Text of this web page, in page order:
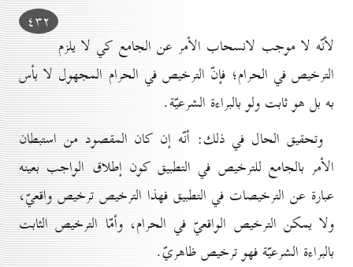
٤۳۲
لأنّه لا موجب لانسحاب الأمر عن الجامع كي لا يلزم
الترخيص في الحرام؛ فإنّ الترخيص في الحرام المجهول لا بأس
به بل هو ثابت ولو بالبراءة الشرعيّة.
وتحقيق الحال في ذلك: أنّه إن كان المقصود من استبطان
الأمر بالجامع للترخيص في التطبيق كون إطلاق الواجب بعينه
عبارة عن الترخيصات في التطبيق فهذا الترخيص ترخيص واقعيّ،
ولا يمكن الترخيص الواقعيّ في الحرام، وأمّا الترخيص الثابت
بالبراءة الشرعيّة فهو ترخيص ظاهريّ.